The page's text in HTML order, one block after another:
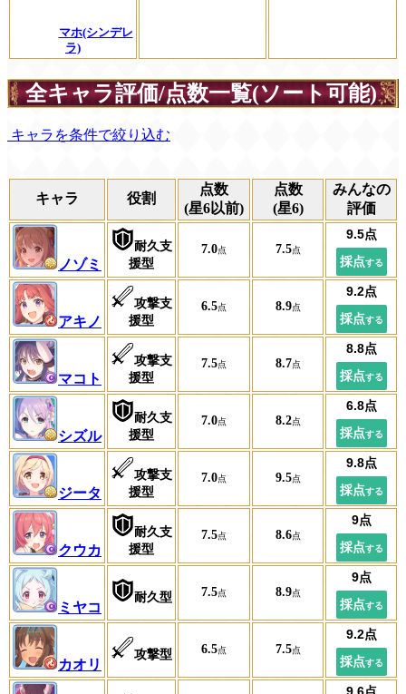
マホ(シンデレ
ラ)
全キャラ評価/点数一覧(ソート可能)
キャラを条件で絞り込む
キャラ 役割
点数
(星6以前)
点数
(星6)
みんなの
評価
ノゾミ
耐久支
援型
7.0 7.5
アキノ
攻撃支
援型
6.5 8.9
マコト
攻撃支
援型
7.5 8.7
シズル
耐久支
援型
7.0 8.2
ジータ
攻撃支
援型
7.0 9.5
クウカ
耐久支
援型
7.5 8.6
ミヤコ
耐久型 7.5 8.9
カオリ
攻撃型 6.5 7.5